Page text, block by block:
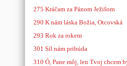
275 Kráčam za Pánom Ježišom
290 K nám láska Božia, Otcovská
293 Rok za rokem
301 Síl nám pribúda
310 Ó, Pane môj, len Tvoj chcem